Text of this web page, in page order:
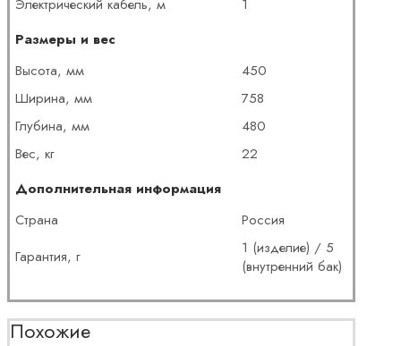
Электрический кабель, м
1
Размеры и вес
Высота, мм
450
Ширина, мм
758
Глубина, мм
480
Вес, кг
22
Дополнительная информация
Страна
Россия
Гарантия, г
1 (изделие) / 5
(внутренний бак)
Похожие